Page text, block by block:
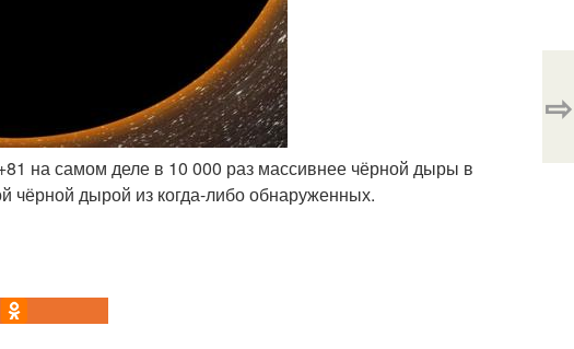
на самом деле в 10 000 раз массивнее чёрной дыры в
чёрной дырой из когда-либо обнаруженных.
⇨